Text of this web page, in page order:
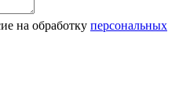
на обработку персональных